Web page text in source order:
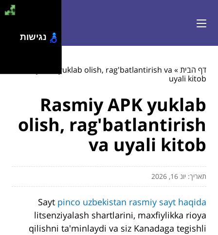
דף הבית»
Rasmiy APK yuklab olish, rag'batlantirish va
uyali kitob
Rasmiy APK yuklab
olish, rag'batlantirish
va uyali kitob
תאריך: יונ 16, 2026
Sayt pinco uzbekistan rasmiy sayt haqida
litsenziyalash shartlarini, maxfiylikka rioya
qilishni ta'minlaydi va siz Kanadaga tegishli
נגישות